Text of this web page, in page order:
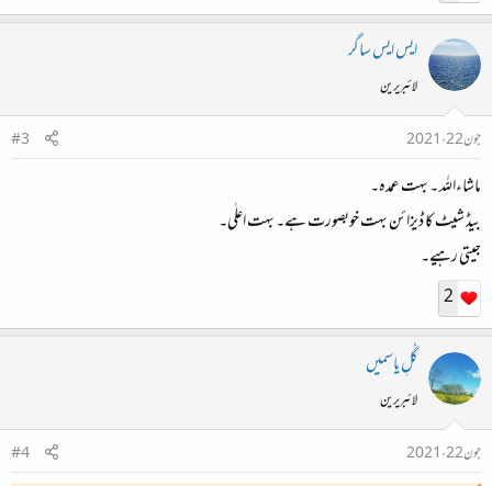
ایس ایس ساگر
لائبریرین
جون 22، 2021
#3
ماشاءاللہ ۔ بہت عمدہ۔
بیڈ شیٹ کا ڈیزائن بہت خوبصورت ہے۔ بہت اعلٰی۔
جیتی رہیے۔
2
گُلِ یاسمیں
لائبریرین
جون 22، 2021
#4